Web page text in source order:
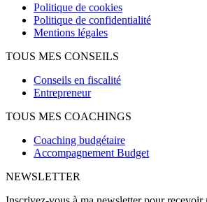
Politique de cookies
Politique de confidentialité
Mentions légales
TOUS MES CONSEILS
Conseils en fiscalité
Entrepreneur
TOUS MES COACHINGS
Coaching budgétaire
Accompagnement Budget
NEWSLETTER